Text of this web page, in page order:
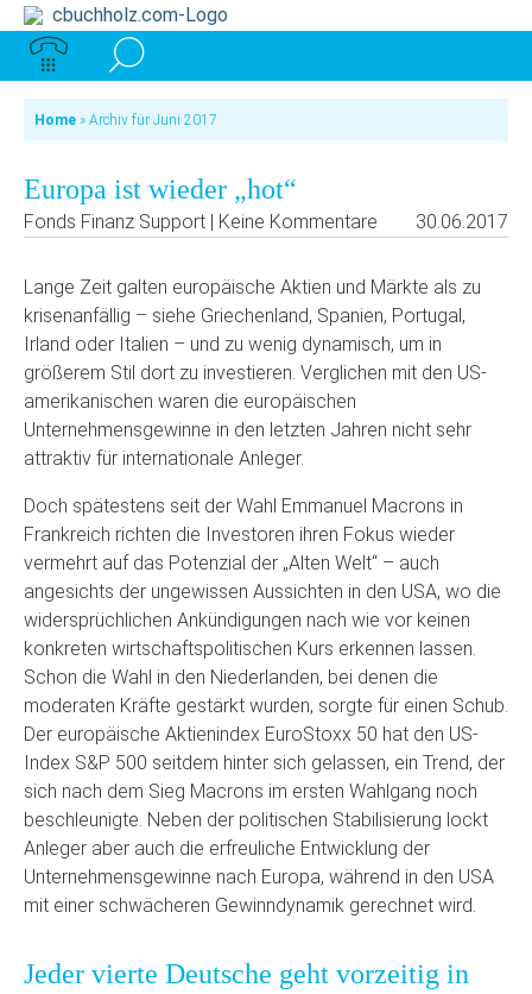
Home » Archiv für Juni 2017
Europa ist wieder „hot“
Fonds Finanz Support | Keine Kommentare 30.06.2017
Lange Zeit galten europäische Aktien und Märkte als zu
krisenanfällig – siehe Griechenland, Spanien, Portugal,
Irland oder Italien – und zu wenig dynamisch, um in
größerem Stil dort zu investieren. Verglichen mit den US-
amerikanischen waren die europäischen
Unternehmensgewinne in den letzten Jahren nicht sehr
attraktiv für internationale Anleger.
Doch spätestens seit der Wahl Emmanuel Macrons in
Frankreich richten die Investoren ihren Fokus wieder
vermehrt auf das Potenzial der „Alten Welt“ – auch
angesichts der ungewissen Aussichten in den USA, wo die
widersprüchlichen Ankündigungen nach wie vor keinen
konkreten wirtschaftspolitischen Kurs erkennen lassen.
Schon die Wahl in den Niederlanden, bei denen die
moderaten Kräfte gestärkt wurden, sorgte für einen Schub.
Der europäische Aktienindex EuroStoxx 50 hat den US-
Index S&P 500 seitdem hinter sich gelassen, ein Trend, der
sich nach dem Sieg Macrons im ersten Wahlgang noch
beschleunigte. Neben der politischen Stabilisierung lockt
Anleger aber auch die erfreuliche Entwicklung der
Unternehmensgewinne nach Europa, während in den USA
mit einer schwächeren Gewinndynamik gerechnet wird.
Jeder vierte Deutsche geht vorzeitig in